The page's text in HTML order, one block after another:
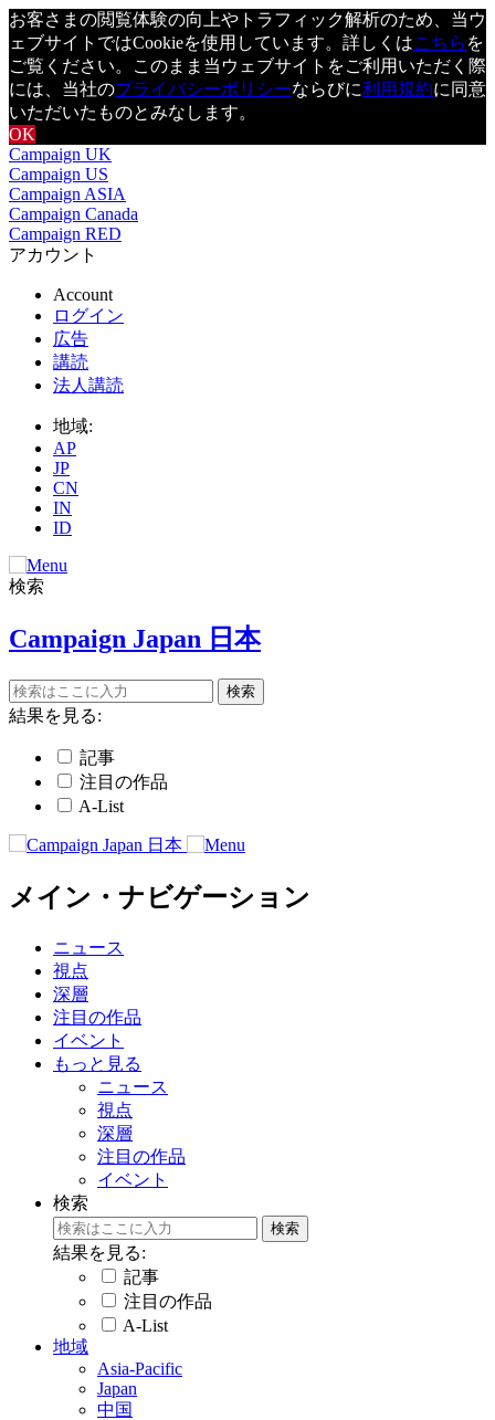
お客さまの閲覧体験の向上やトラフィック解析のため、当ウ
ェブサイトではCookieを使用しています。詳しくはこちら を
ご覧ください。このまま当ウェブサイトをご利用いただく際
には、当社のプライバシーポリシーならびに利用規約に同意
いただいたものとみなします。
OK
Campaign UK
Campaign US
Campaign ASIA
Campaign Canada
Campaign RED
アカウント
Account
ログイン
広告
講読
法人講読
地域:
AP
JP
CN
IN
ID
検索
Campaign Japan 日本
結果を見る:
記事
注目の作品
A-List
メイン・ナビゲーション
ニュース
視点
深層
注目の作品
イベント
もっと見る
ニュース
視点
深層
注目の作品
イベント
検索
結果を見る:
記事
注目の作品
A-List
地域
Asia-Pacific
Japan
中国